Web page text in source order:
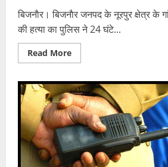
बिजनाैर। बिजनाैर जनपद के नूरपुर क्षेत्र के
की हत्या का पुलिस ने 24 घंटे...
Read MoreRead
more
हत्याकांड
में
बड़ा
खुलासा,
भांजा
ही
निकला
मामा
का
हत्यारा,